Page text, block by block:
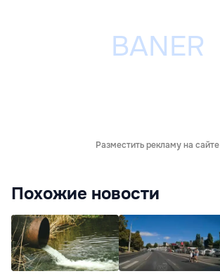
Разместить рекламу на сайте
Похожие новости